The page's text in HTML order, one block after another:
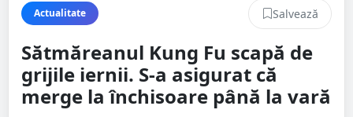
Actualitate Salvează
Sătmăreanul Kung Fu scapă de
grijile iernii. S-a asigurat că
merge la închisoare până la vară